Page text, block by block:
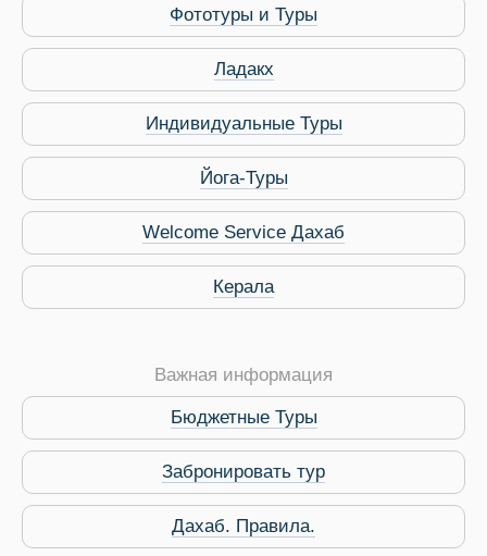
Путеводитель по
Фототуры и Туры
Ладакх
Индивидуальные Туры
Йога-Туры
Welcome Service Дахаб
Керала
Важная информация
Бюджетные Туры
Забронировать тур
Дахаб. Правила.